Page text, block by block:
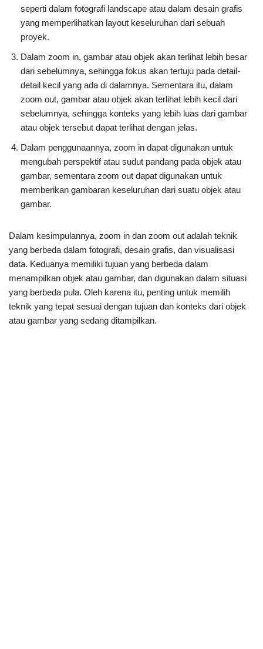
seperti dalam fotografi landscape atau dalam desain grafis
yang memperlihatkan layout keseluruhan dari sebuah
proyek.
Dalam zoom in, gambar atau objek akan terlihat lebih besar
dari sebelumnya, sehingga fokus akan tertuju pada detail-
detail kecil yang ada di dalamnya. Sementara itu, dalam
zoom out, gambar atau objek akan terlihat lebih kecil dari
sebelumnya, sehingga konteks yang lebih luas dari gambar
atau objek tersebut dapat terlihat dengan jelas.
Dalam penggunaannya, zoom in dapat digunakan untuk
mengubah perspektif atau sudut pandang pada objek atau
gambar, sementara zoom out dapat digunakan untuk
memberikan gambaran keseluruhan dari suatu objek atau
gambar.
Dalam kesimpulannya, zoom in dan zoom out adalah teknik
yang berbeda dalam fotografi, desain grafis, dan visualisasi
data. Keduanya memiliki tujuan yang berbeda dalam
menampilkan objek atau gambar, dan digunakan dalam situasi
yang berbeda pula. Oleh karena itu, penting untuk memilih
teknik yang tepat sesuai dengan tujuan dan konteks dari objek
atau gambar yang sedang ditampilkan.